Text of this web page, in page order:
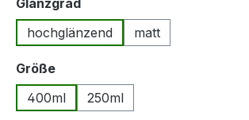
Glanzgrad
hochglänzend
matt
Größeauswählen
400ml
250ml